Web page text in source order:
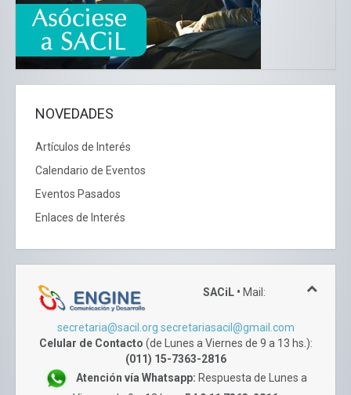
NOVEDADES
Artículos de Interés
Calendario de Eventos
Eventos Pasados
Enlaces de Interés
SACiL • Mail:
secretaria@sacil.org secretariasacil@gmail.com
Celular de Contacto (de Lunes a Viernes de 9 a 13 hs.):
(011) 15-7363-2816
Atención vía Whatsapp: Respuesta de Lunes a